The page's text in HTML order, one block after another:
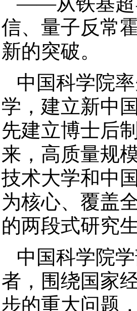
信、量子反常
新的突破。
中国科学院
学，建立新中
先建立博士后
来，高质量规
技术大学和中
为核心、覆盖
的两段式研究
中国科学院
者，围绕国家
步的重大问题